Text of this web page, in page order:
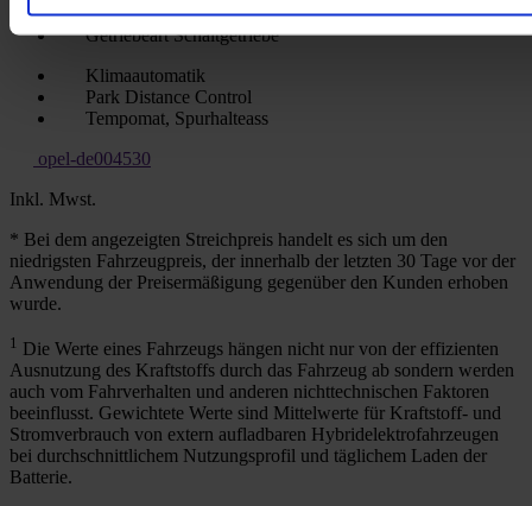
KraftstoffartBenzin
GetriebeartSchaltgetriebe
Klimaautomatik
Park Distance Control
Tempomat, Spurhalteass
opel-de004530
Inkl. Mwst.
* Bei dem angezeigten Streichpreis handelt es sich um den
niedrigsten Fahrzeugpreis, der innerhalb der letzten 30 Tage vor der
Anwendung der Preisermäßigung gegenüber den Kunden erhoben
wurde.
1 Die Werte eines Fahrzeugs hängen nicht nur von der effizienten
Ausnutzung des Kraftstoffs durch das Fahrzeug ab sondern werden
auch vom Fahrverhalten und anderen nichttechnischen Faktoren
beeinflusst. Gewichtete Werte sind Mittelwerte für Kraftstoff- und
Stromverbrauch von extern aufladbaren Hybridelektrofahrzeugen
bei durchschnittlichem Nutzungsprofil und täglichem Laden der
Batterie.